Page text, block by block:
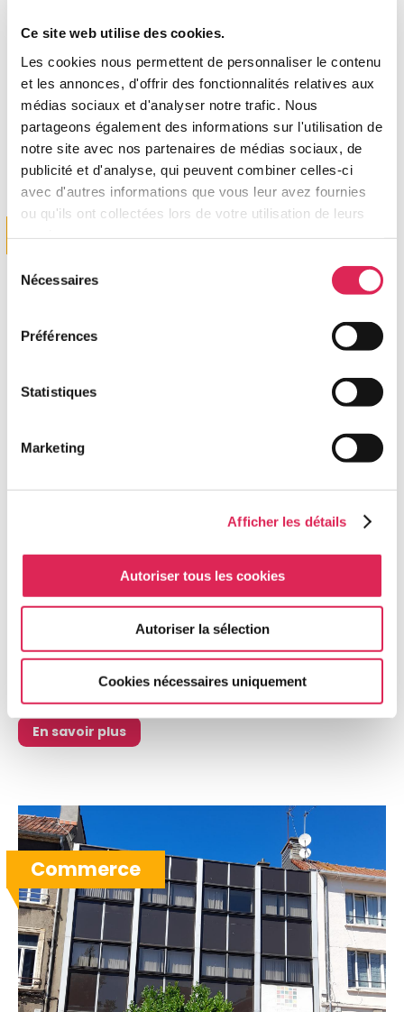
Ce site web utilise des cookies.
Les cookies nous permettent de personnaliser le contenu
et les annonces, d'offrir des fonctionnalités relatives aux
médias sociaux et d'analyser notre trafic. Nous
partageons également des informations sur l'utilisation de
notre site avec nos partenaires de médias sociaux, de
publicité et d'analyse, qui peuvent combiner celles-ci
avec d'autres informations que vous leur avez fournies
ou qu'ils ont collectées lors de votre utilisation de leurs
Nécessaires
Préférences
Statistiques
Marketing
Afficher les détails
Autoriser tous les cookies
Autoriser la sélection
Cookies nécessaires uniquement
Pour exercer vos droits, contactez
dpo@flandreopalehabitat.fr.
ENVOYER
Nos biens similaires
Afficher plus
d'annonces
Commerce
Auchel ( 62260 )
Local commercial à Auchel
600 €
11 Avenue Ghandi à AuchelFlandre Opale Accession
vous propose un local
commercial/professionnel situ...
En savoir plus
Commerce